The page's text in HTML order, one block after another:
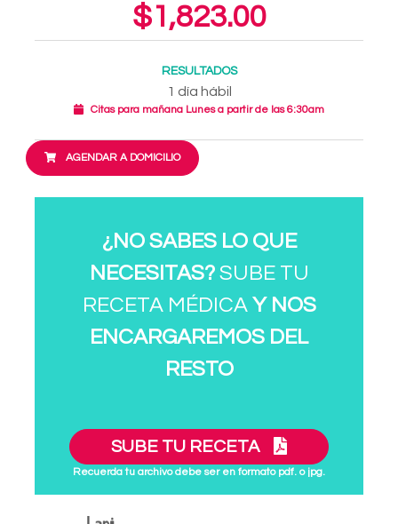
$1,823.00
RESULTADOS
1 día hábil
Citas para mañana Lunes a partir de las 6:30am
AGENDAR A DOMICILIO
¿NO SABES LO QUE
NECESITAS?SUBE TU
RECETA MÉDICA Y NOS
ENCARGAREMOS DEL
RESTO
SUBE TU RECETA
Recuerda tu archivo debe ser en formato pdf. o jpg.